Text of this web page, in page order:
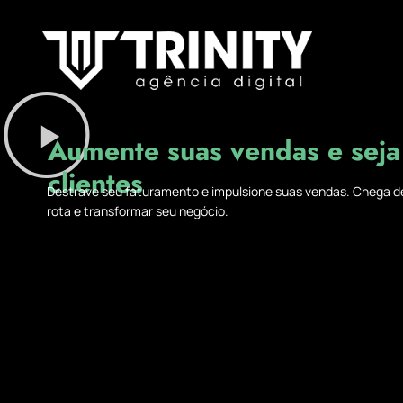
Aumente suas vendas e
clientes
Destrave seu faturamento e impulsione suas vendas. Chega
rota e transformar seu negócio.